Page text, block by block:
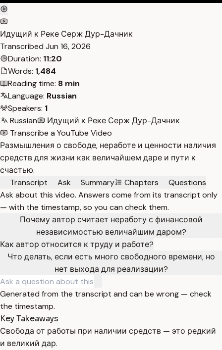
Идущий к Реке Серж Дур-Дачник
Transcribed Jun 16, 2026
Duration: 11:20
Words: 1,484
Reading time: 8 min
Language: Russian
Speakers: 1
Russian
Идущий к Реке Серж Дур-Дачник
Transcribe a YouTube Video
Размышления о свободе, неработе и ценности наличия
средств для жизни как величайшем даре и пути к
счастью.
Transcript
Ask Summary Chapters
Questions
Ask about this video. Answers come from its transcript only
— with the timestamp, so you can check them.
Почему автор считает неработу с финансовой
независимостью величайшим даром?
Как автор относится к труду и работе?
Что делать, если есть много свободного времени, но
нет выхода для реализации?
Generated from the transcript and can be wrong — check
the timestamp.
Key Takeaways
Свобода от работы при наличии средств — это редкий
и великий дар.